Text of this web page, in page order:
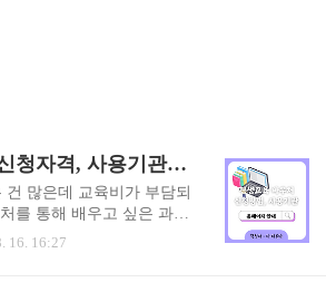
평생교육 바우처 신청자격, 사용기관, 홈페이지 정보
많은데 교육비가 부담되
를 통해 배우고 싶은 과정
생교육 바우처 신청자격,
16. 16:27